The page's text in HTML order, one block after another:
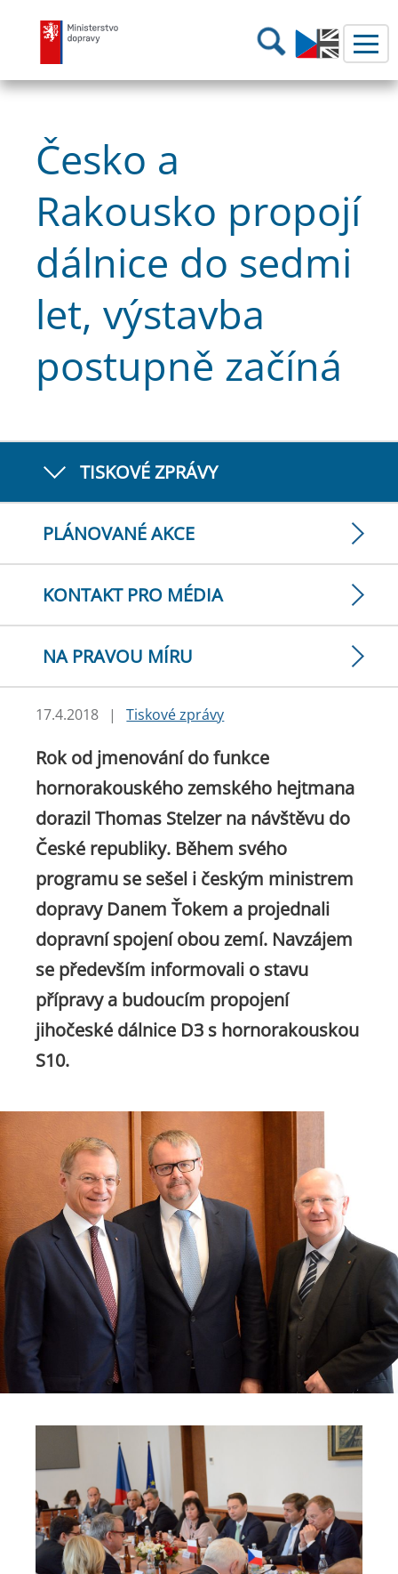
Ministerstvo dopravy Hledání
Česko a
Rakousko propojí
dálnice do sedmi
let, výstavba
postupně začíná
TISKOVÉ ZPRÁVY
PLÁNOVANÉ AKCE
KONTAKT PRO MÉDIA
NA PRAVOU MÍRU
17.4.2018 | Tiskové zprávy
Rok od jmenování do funkce
hornorakouského zemského hejtmana
dorazil Thomas Stelzer na návštěvu do
České republiky. Během svého
programu se sešel i českým ministrem
dopravy Danem Ťokem a projednali
dopravní spojení obou zemí. Navzájem
se především informovali o stavu
přípravy a budoucím propojení
jihočeské dálnice D3 s hornorakouskou
S10.